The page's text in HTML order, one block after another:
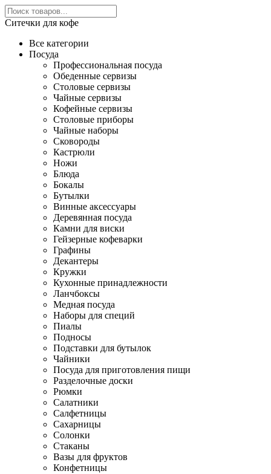
Ситечки для кофе
Все категории
Посуда
Профессиональная посуда
Обеденные сервизы
Столовые сервизы
Чайные сервизы
Кофейные сервизы
Столовые приборы
Чайные наборы
Сковороды
Кастрюли
Ножи
Блюда
Бокалы
Бутылки
Винные аксессуары
Деревянная посуда
Камни для виски
Гейзерные кофеварки
Графины
Декантеры
Кружки
Кухонные принадлежности
Ланчбоксы
Медная посуда
Наборы для специй
Пиалы
Подносы
Подставки для бутылок
Чайники
Посуда для приготовления пищи
Разделочные доски
Рюмки
Салатники
Салфетницы
Сахарницы
Солонки
Стаканы
Вазы для фруктов
Конфетницы